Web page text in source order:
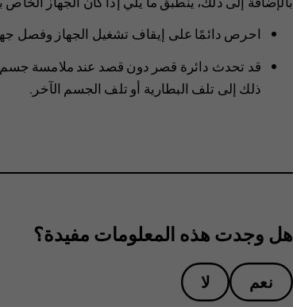
احرص دائمًا على إيقاف تشغيل الجهاز وفصل
قد تحدث دائرة قصر دون قصد عند ملامسة جسم
ذلك إلى تلف البطارية أو تلف الجسم الآخر.
هل وجدت هذه المعلومات مفيدة؟
نعم لا